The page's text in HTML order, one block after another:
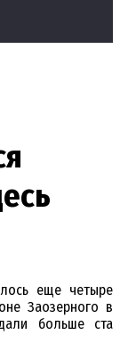
еще четыре
Заозерного в
больше ста